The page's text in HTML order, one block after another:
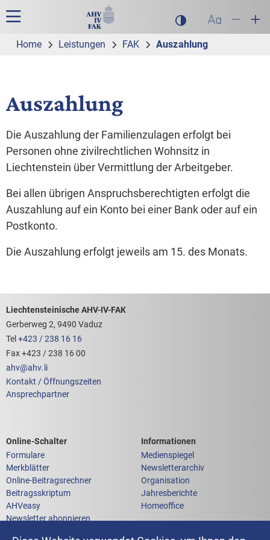
Zur Hauptnavigation
Zum Inhalt
Suche
Hauptnavigation Dunklen Modus
Schrift auf
Schrift
Home Leistungen FAK Auszahlung
Auszahlung
Die Auszahlung der Familienzulagen erfolgt bei
Personen ohne zivilrechtlichen Wohnsitz in
Liechtenstein über Vermittlung der Arbeitgeber.
Bei allen übrigen Anspruchsberechtigten erfolgt die
Auszahlung auf ein Konto bei einer Bank oder auf ein
Postkonto.
Die Auszahlung erfolgt jeweils am 15. des Monats.
Footerbereich mit hilfreichen Links
Liechtensteinische AHV-IV-FAK
Gerberweg 2, 9490 Vaduz
Tel +423 / 238 16 16
Fax +423 / 238 16 00
ahv@ahv. li
Kontakt / Öffnungszeiten
Ansprechpartner
Links zum
Online-Schalter
Formulare
Merkblätter
Online-Beitragsrechner
Beitragsskriptum
AHVeasy
Newsletter abonnieren
Links zu weiteren
Informationen
Medienspiegel
Newsletterarchiv
Organisation
Jahresberichte
Homeoffice